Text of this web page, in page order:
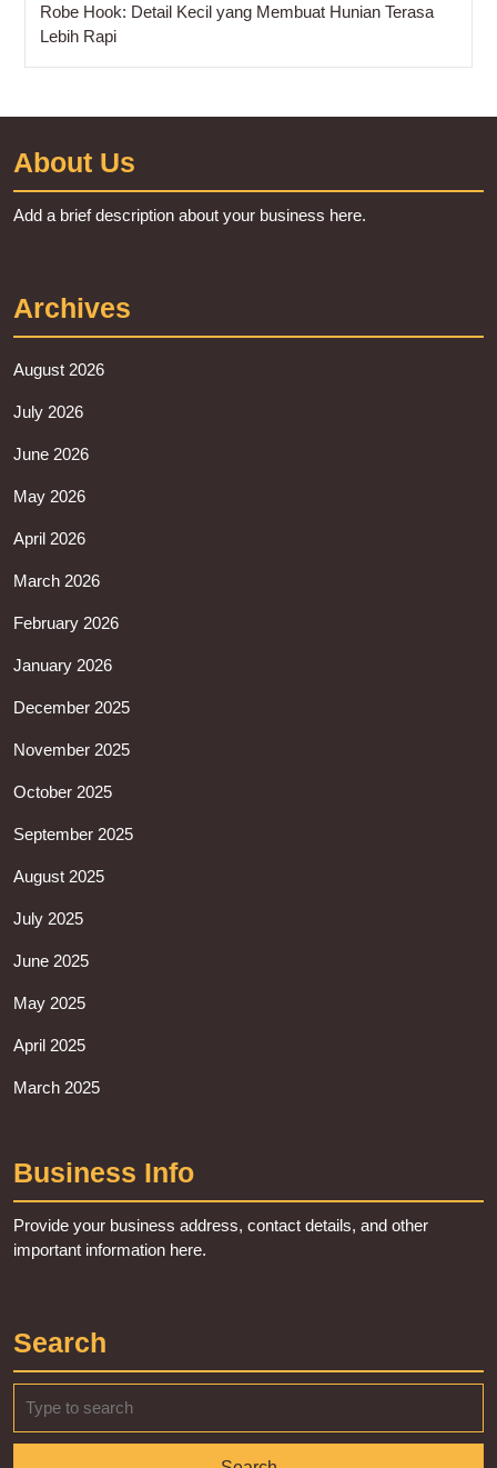
Robe Hook: Detail Kecil yang Membuat Hunian Terasa
Lebih Rapi
About Us
Add a brief description about your business here.
Archives
August 2026
July 2026
June 2026
May 2026
April 2026
March 2026
February 2026
January 2026
December 2025
November 2025
October 2025
September 2025
August 2025
July 2025
June 2025
May 2025
April 2025
March 2025
Business Info
Provide your business address, contact details, and other
important information here.
Search
for: